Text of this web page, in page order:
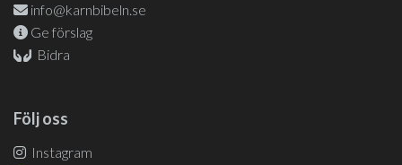
info@karnbibeln.se
Ge förslag
Bidra
Följ oss
Instagram